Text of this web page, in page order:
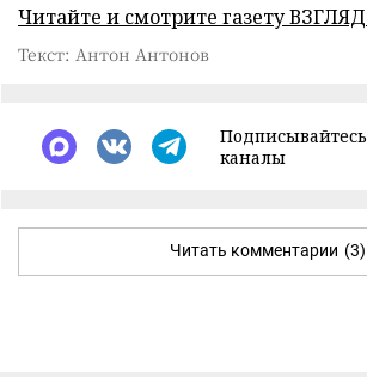
Читайте и смотрите газету
Текст: Антон Антонов
каналы
Читать комментарии (3)